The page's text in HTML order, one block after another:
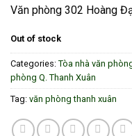
Văn phòng 302 Hoàng
Out of stock
Categories: Tòa nhà văn
phòng Q. Thanh Xuân
Tag: văn phòng thanh xuân